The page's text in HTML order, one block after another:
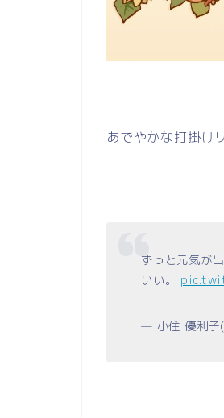
あでやかな打掛け
ずっと元気が
いい。
— 小住 優利子